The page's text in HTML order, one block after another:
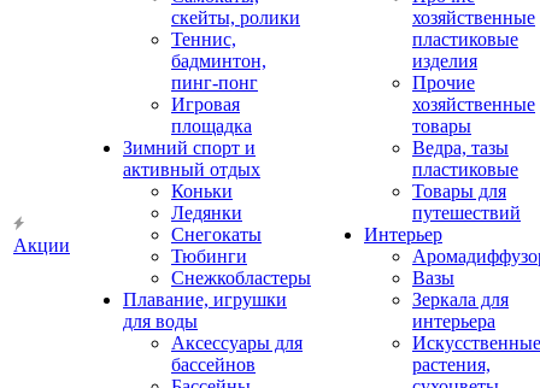
Акции
скейты, ролики
Теннис,
бадминтон,
пинг-понг
Игровая
площадка
Зимний спорт и
активный отдых
Коньки
Ледянки
Снегокаты
Тюбинги
Снежкобластеры
Плавание, игрушки
для воды
Аксессуары для
бассейнов
хозяйственные
пластиковые
изделия
Прочие
хозяйственные
товары
Ведра, тазы
пластиковые
Товары для
путешествий
Интерьер
Вазы
Зеркала для
интерьера
Искусственные
растения,